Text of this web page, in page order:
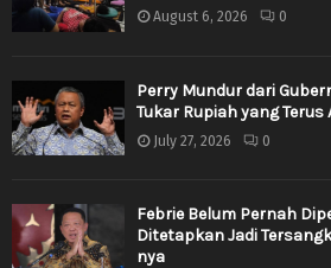
August 6, 2026 0
Perry Mundur dari
Tukar Rupiah yang Terus
July 27, 2026 0
Febrie Belum Pernah
Ditetapkan Jadi
nya